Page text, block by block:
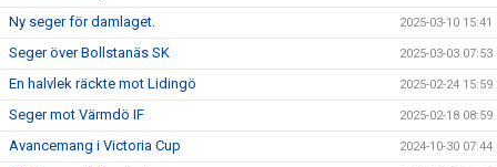
Ny seger för damlaget. 2025-03-10 15:41
Seger över Bollstanäs SK 2025-03-03 07:53
En halvlek räckte mot Lidingö 2025-02-24 15:59
Seger mot Värmdö IF 2025-02-18 08:59
Avancemang i Victoria Cup 2024-10-30 07:44